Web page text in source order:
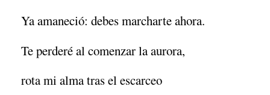
Ya amaneció: debes marcharte ahora.
Te perderé al comenzar la aurora,
rota mi alma tras el escarceo